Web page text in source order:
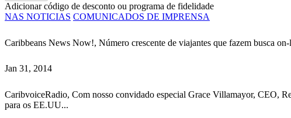
Adicionar código de desconto ou programa de fidelidade
NAS NOTICIAS COMUNICADOS DE IMPRENSA
Caribbeans News Now!, Número crescente de viajantes que fazem busca
Jan 31, 2014
CaribvoiceRadio, Com nosso convidado especial Grace Villamayor, CEO,
para os EE.UU...